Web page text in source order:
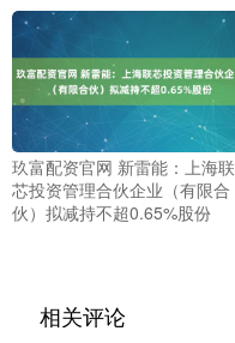
玖富配资官网 新雷能：上海联
芯投资管理合伙企业（有限合
伙）拟减持不超0.65%股份
相关评论